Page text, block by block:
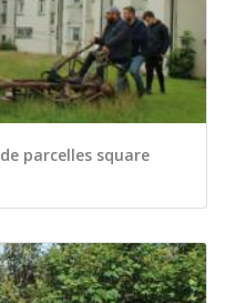
parcelles square